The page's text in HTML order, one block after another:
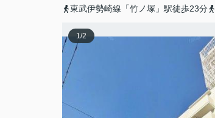
東武伊勢崎線「竹ノ塚」駅徒歩23分
1/2